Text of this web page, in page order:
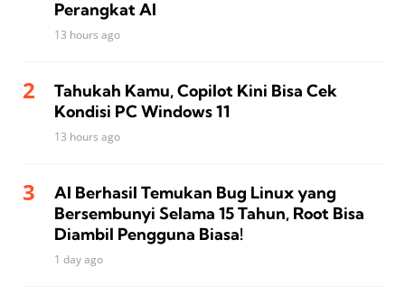
Perangkat AI
13 hours ago
Tahukah Kamu, Copilot Kini Bisa Cek
Kondisi PC Windows 11
13 hours ago
AI Berhasil Temukan Bug Linux yang
Bersembunyi Selama 15 Tahun, Root Bisa
Diambil Pengguna Biasa!
1 day ago